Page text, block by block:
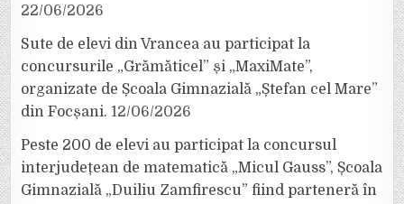
22/06/2026
Sute de elevi din Vrancea au participat la
concursurile „Grămăticel” și „MaxiMate”,
organizate de Școala Gimnazială „Ștefan cel Mare”
din Focșani. 12/06/2026
Peste 200 de elevi au participat la concursul
interjudețean de matematică „Micul Gauss”, Școala
Gimnazială „Duiliu Zamfirescu” fiind parteneră în